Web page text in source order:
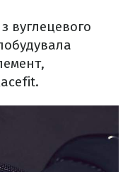
вуглецевого